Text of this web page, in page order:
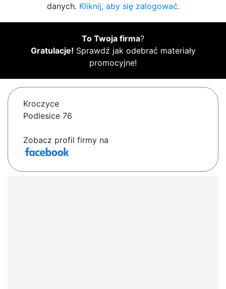
danych. Kliknij, aby się zalogować.
To Twoja firma?
Gratulacje! Sprawdź jak odebrać materiały
promocyjne!
Kroczyce
Podlesice 76
Zobacz profil firmy na